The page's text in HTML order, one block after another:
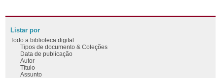
Listar por
Todo a biblioteca digital
Tipos de documento & Coleções
Data de publicação
Autor
Título
Assunto